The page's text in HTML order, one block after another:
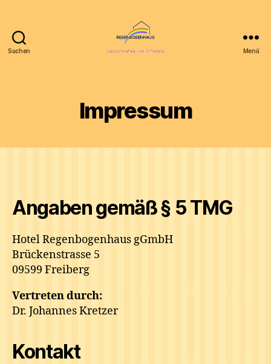
Suchen Menü
Impressum
Angaben gemäß § 5 TMG
Hotel Regenbogenhaus gGmbH
Brückenstrasse 5
09599 Freiberg
Vertreten durch:
Dr. Johannes Kretzer
Kontakt